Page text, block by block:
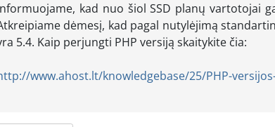
kad nuo šiol SSD planų vartotojai
dėmesį, kad pagal nutylėjimą
5.4. Kaip perjungti PHP versiją skaitykite čia:
www.ahost.lt/knowledgebase/25/PHP-